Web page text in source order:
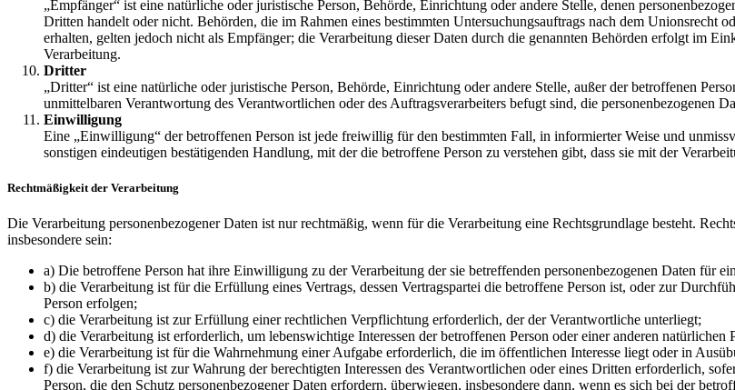
„Empfänger“ ist eine natürliche oder juristische Person, Behörde, Einrichtung oder andere Stelle, denen
Dritten handelt oder nicht. Behörden, die im Rahmen eines bestimmten Untersuchungsauftrags nach dem Unionsrecht
erhalten, gelten jedoch nicht als Empfänger; die Verarbeitung dieser Daten durch die genannten Behörden erfolgt im
Verarbeitung.
Dritter
„Dritter“ ist eine natürliche oder juristische Person, Behörde, Einrichtung oder andere Stelle, außer der betroffenen
unmittelbaren Verantwortung des Verantwortlichen oder des Auftragsverarbeiters befugt sind, die personenbezogenen
Einwilligung
Eine „Einwilligung“ der betroffenen Person ist jede freiwillig für den bestimmten Fall, in informierter Weise und
sonstigen eindeutigen bestätigenden Handlung, mit der die betroffene Person zu verstehen gibt, dass sie mit der
Rechtmäßigkeit der Verarbeitung
Die Verarbeitung personenbezogener Daten ist nur rechtmäßig, wenn für die Verarbeitung eine Rechtsgrundlage besteht.
insbesondere sein:
a) Die betroffene Person hat ihre Einwilligung zu der Verarbeitung der sie betreffenden personenbezogenen Daten für
b) die Verarbeitung ist für die Erfüllung eines Vertrags, dessen Vertragspartei die betroffene Person ist, oder zur
Person erfolgen;
c) die Verarbeitung ist zur Erfüllung einer rechtlichen Verpflichtung erforderlich, der der Verantwortliche unterliegt;
d) die Verarbeitung ist erforderlich, um lebenswichtige Interessen der betroffenen Person oder einer anderen natürlichen
e) die Verarbeitung ist für die Wahrnehmung einer Aufgabe erforderlich, die im öffentlichen Interesse liegt oder in
f) die Verarbeitung ist zur Wahrung der berechtigten Interessen des Verantwortlichen oder eines Dritten erforderlich,
Person, die den Schutz personenbezogener Daten erfordern, überwiegen, insbesondere dann, wenn es sich bei der